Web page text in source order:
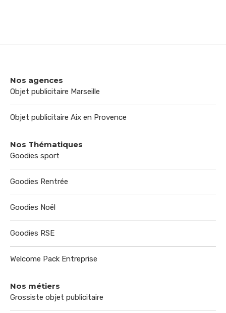
Nos agences
Objet publicitaire Marseille
Objet publicitaire Aix en Provence
Nos Thématiques
Goodies sport
Goodies Rentrée
Goodies Noël
Goodies RSE
Welcome Pack Entreprise
Nos métiers
Grossiste objet publicitaire